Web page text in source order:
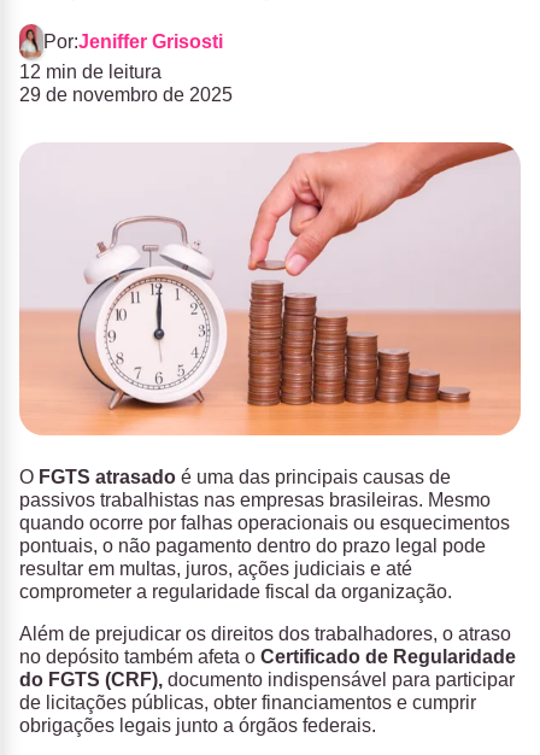
Por:Jeniffer Grisosti
12 min de leitura
29 de novembro de 2025
O FGTS atrasado é uma das principais causas de
passivos trabalhistas nas empresas brasileiras. Mesmo
quando ocorre por falhas operacionais ou esquecimentos
pontuais, o não pagamento dentro do prazo legal pode
resultar em multas, juros, ações judiciais e até
comprometer a regularidade fiscal da organização.
Além de prejudicar os direitos dos trabalhadores, o atraso
no depósito também afeta o Certificado de Regularidade
do FGTS (CRF), documento indispensável para participar
de licitações públicas, obter financiamentos e cumprir
obrigações legais junto a órgãos federais.